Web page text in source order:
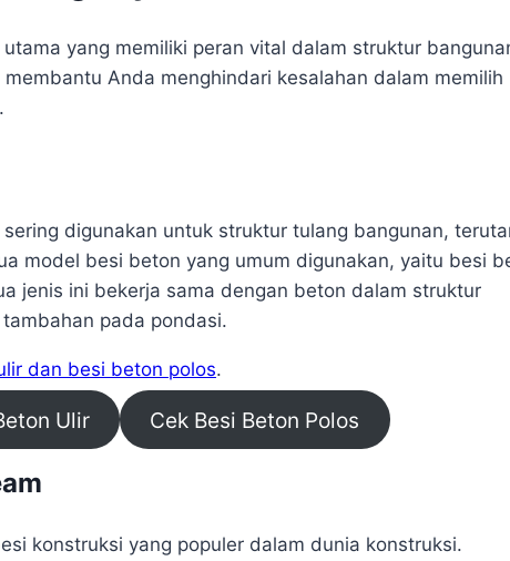
yang memiliki peran vital dalam struktur
Anda menghindari kesalahan dalam memilih
digunakan untuk struktur tulang bangunan,
model besi beton yang umum digunakan, yaitu besi
jenis ini bekerja sama dengan beton dalam struktur
pada pondasi.
dan besi beton polos.
Ulir Cek Besi Beton Polos
konstruksi yang populer dalam dunia konstruksi.